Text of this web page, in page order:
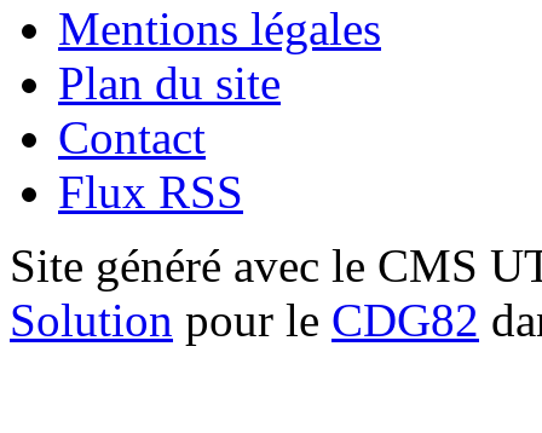
Mentions légales
Plan du site
Contact
Flux RSS
Site généré avec le CMS
Solution pour le CDG82